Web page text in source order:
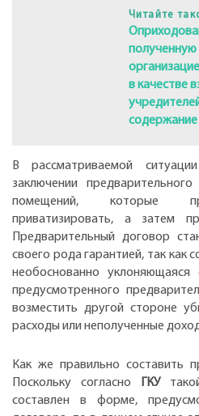
Читайте
в качестве
содержание
В рассматриваемой
заключении
помещений, которые
приватизировать, а затем
Предварительный договор
своего рода гарантией, так как
необоснованно
предусмотренного
возместить другой стороне
расходы или неполученные
Как же правильно составить
Поскольку согласно
ГКУ
составлен в форме,